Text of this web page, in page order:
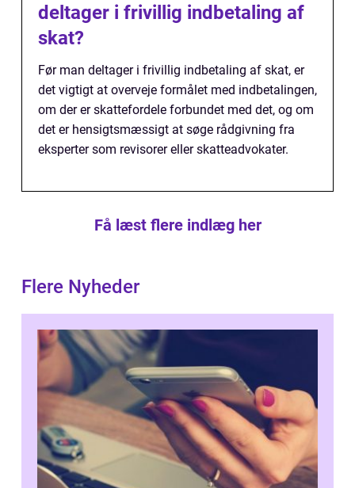
deltager i frivillig indbetaling af
skat?
Før man deltager i frivillig indbetaling af skat, er
det vigtigt at overveje formålet med indbetalingen,
om der er skattefordele forbundet med det, og om
det er hensigtsmæssigt at søge rådgivning fra
eksperter som revisorer eller skatteadvokater.
Få læst flere indlæg her
Flere Nyheder